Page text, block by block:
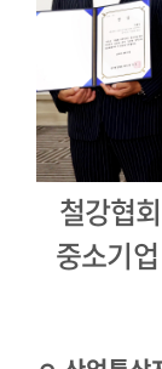
철강협회
중소기